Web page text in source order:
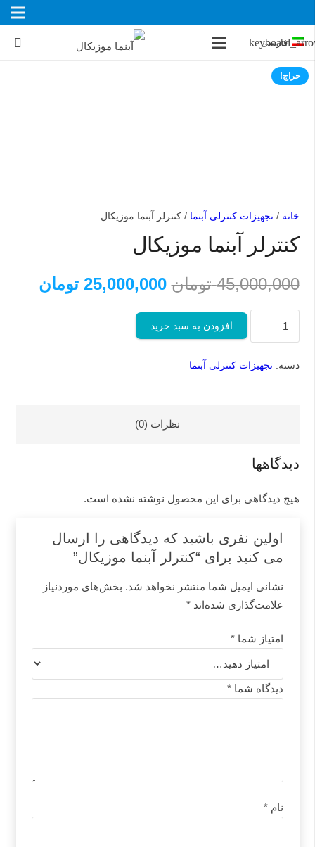
فارسی
حراج!
خانه /تجهیزات کنترلی آبنما / کنترلر آبنما موزیکال
کنترلر آبنما موزیکال
45,000,000 تومان قیمت
بود.
25,000,000 تومان
عدد
افزودن به سبد خرید
دسته:تجهیزات کنترلی آبنما
نظرات (0)
دیدگاهها
هیچ دیدگاهی برای این محصول نوشته نشده است.
اولین نفری باشید که دیدگاهی را ارسال
می کنید برای “کنترلر آبنما موزیکال”
نشانی ایمیل شما منتشر نخواهد شد. بخش‌های موردنیاز
علامت‌گذاری شده‌اند *
امتیاز شما *
دیدگاه شما *
نام *